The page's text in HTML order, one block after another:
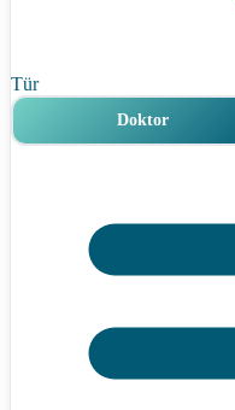
Tür
Doktor